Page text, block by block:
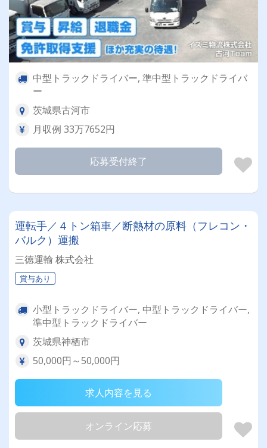
中型トラックドライバー, 準中型トラックドライバ
ー
茨城県古河市
月収例 33万7652円
応募受付終了
運転手／４トン箱車／断熱材の原料（フレコン・
バルク）運搬
三徳運輸 株式会社
賞与あり
小型トラックドライバー, 中型トラックドライバー,
準中型トラックドライバー
茨城県神栖市
50,000円～50,000円
求人内容を見る
オンライン応募